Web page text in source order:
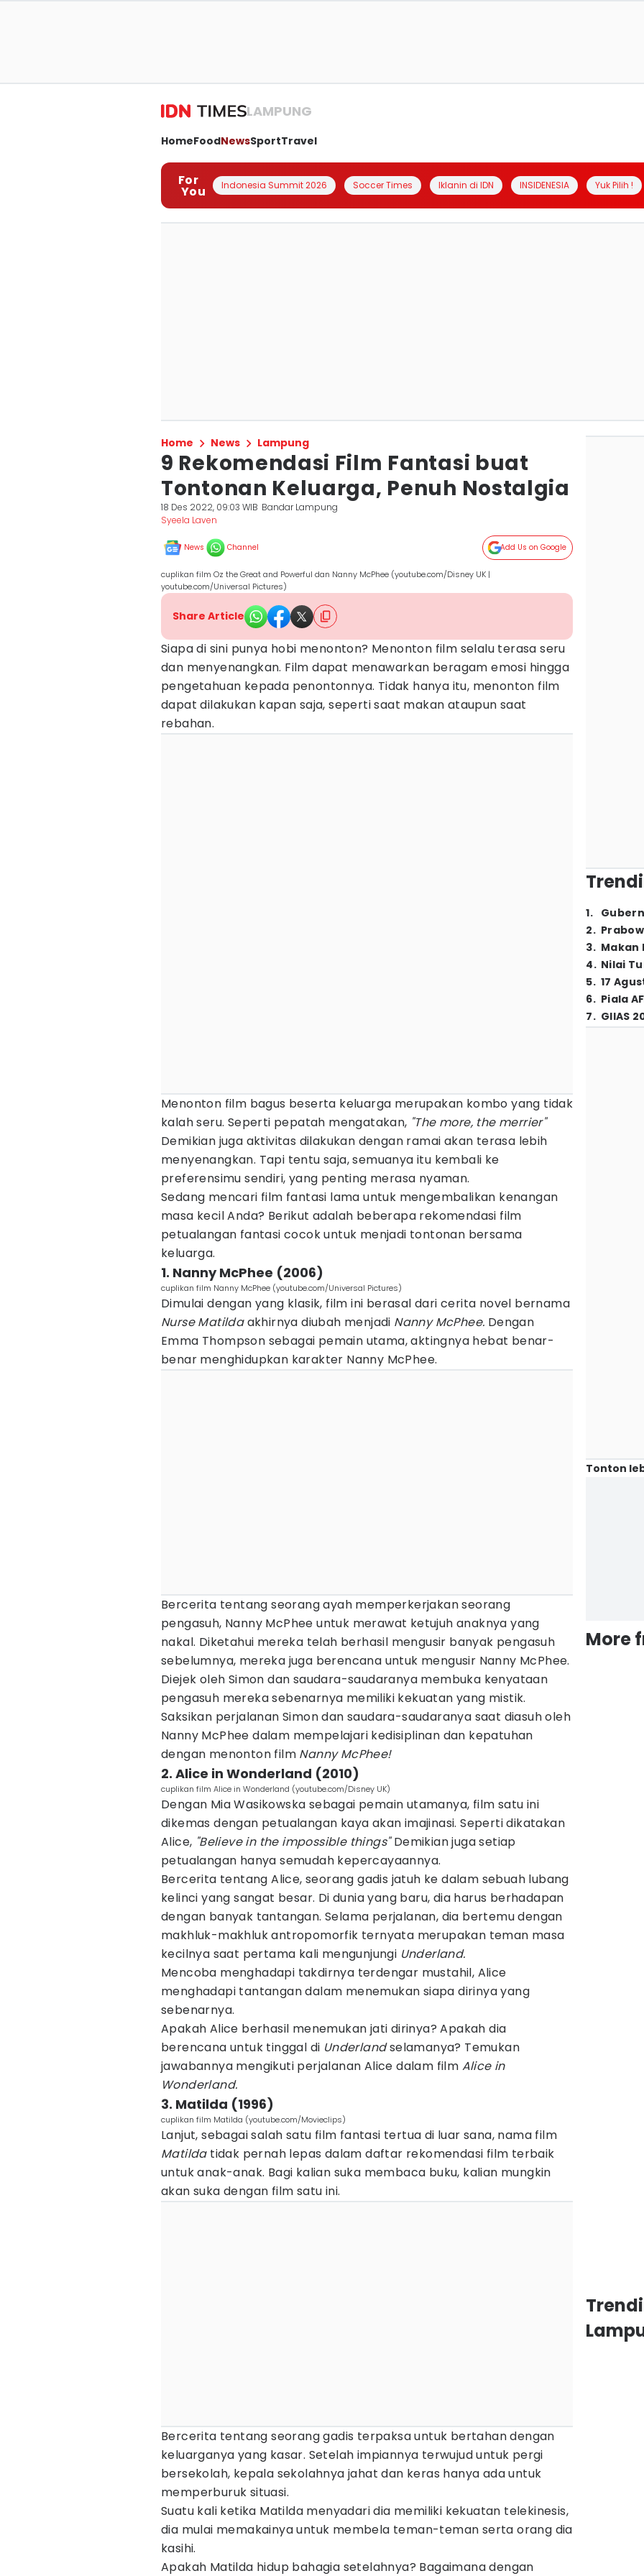
LAMPUNG
HomeFoodNewsSportTravel
For
You Indonesia Summit 2026 Soccer Times Iklanin di IDN INSIDENESIA Yuk Pilih !
Home News Lampung
9 Rekomendasi Film Fantasi buat
Tontonan Keluarga, Penuh Nostalgia
18 Des 2022, 09:03 WIB Bandar Lampung
Syeela Laven
News Channel Add Us on Google
cuplikan film Oz the Great and Powerful dan Nanny McPhee (youtube.com/Disney UK |
youtube.com/Universal Pictures)
Share Article
Siapa di sini punya hobi menonton? Menonton film selalu terasa seru
dan menyenangkan. Film dapat menawarkan beragam emosi hingga
pengetahuan kepada penontonnya. Tidak hanya itu, menonton film
dapat dilakukan kapan saja, seperti saat makan ataupun saat
rebahan.
Menonton film bagus beserta keluarga merupakan kombo yang tidak
kalah seru. Seperti pepatah mengatakan, "The more, the merrier"
Demikian juga aktivitas dilakukan dengan ramai akan terasa lebih
menyenangkan. Tapi tentu saja, semuanya itu kembali ke
preferensimu sendiri, yang penting merasa nyaman.
Sedang mencari film fantasi lama untuk mengembalikan kenangan
masa kecil Anda? Berikut adalah beberapa rekomendasi film
petualangan fantasi cocok untuk menjadi tontonan bersama
keluarga.
1. Nanny McPhee (2006)
cuplikan film Nanny McPhee (youtube.com/Universal Pictures)
Dimulai dengan yang klasik, film ini berasal dari cerita novel bernama
Nurse Matildaakhirnya diubah menjadi Nanny McPhee. Dengan
Emma Thompson sebagai pemain utama, aktingnya hebat benar-
benar menghidupkan karakter Nanny McPhee.
Bercerita tentang seorang ayah memperkerjakan seorang
pengasuh, Nanny McPhee untuk merawat ketujuh anaknya yang
nakal. Diketahui mereka telah berhasil mengusir banyak pengasuh
sebelumnya, mereka juga berencana untuk mengusir Nanny McPhee.
Diejek oleh Simon dan saudara-saudaranya membuka kenyataan
pengasuh mereka sebenarnya memiliki kekuatan yang mistik.
Saksikan perjalanan Simon dan saudara-saudaranya saat diasuh oleh
Nanny McPhee dalam mempelajari kedisiplinan dan kepatuhan
dengan menonton film Nanny McPhee!
2. Alice in Wonderland (2010)
cuplikan film Alice in Wonderland (youtube.com/Disney UK)
Dengan Mia Wasikowska sebagai pemain utamanya, film satu ini
dikemas dengan petualangan kaya akan imajinasi. Seperti dikatakan
Alice, "Believe in the impossible things"Demikian juga setiap
petualangan hanya semudah kepercayaannya.
Bercerita tentang Alice, seorang gadis jatuh ke dalam sebuah lubang
kelinci yang sangat besar. Di dunia yang baru, dia harus berhadapan
dengan banyak tantangan. Selama perjalanan, dia bertemu dengan
makhluk-makhluk antropomorfik ternyata merupakan teman masa
kecilnya saat pertama kali mengunjungi Underland.
Mencoba menghadapi takdirnya terdengar mustahil, Alice
menghadapi tantangan dalam menemukan siapa dirinya yang
sebenarnya.
Apakah Alice berhasil menemukan jati dirinya? Apakah dia
berencana untuk tinggal di Underlandselamanya? Temukan
jawabannya mengikuti perjalanan Alice dalam film Alice in
Wonderland.
3. Matilda (1996)
cuplikan film Matilda (youtube.com/Movieclips)
Lanjut, sebagai salah satu film fantasi tertua di luar sana, nama film
Matildatidak pernah lepas dalam daftar rekomendasi film terbaik
untuk anak-anak. Bagi kalian suka membaca buku, kalian mungkin
akan suka dengan film satu ini.
Bercerita tentang seorang gadis terpaksa untuk bertahan dengan
keluarganya yang kasar. Setelah impiannya terwujud untuk pergi
bersekolah, kepala sekolahnya jahat dan keras hanya ada untuk
memperburuk situasi.
Suatu kali ketika Matilda menyadari dia memiliki kekuatan telekinesis,
dia mulai memakainya untuk membela teman-teman serta orang dia
kasihi.
Apakah Matilda hidup bahagia setelahnya? Bagaimana dengan
1.
2.
3. Makan
4. Nilai
5. 17
6. Piala
7. GIIAS
Tonton
More